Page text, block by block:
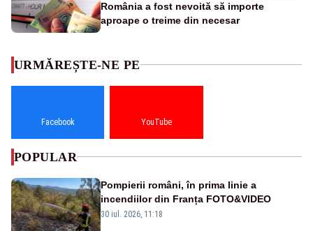
România a fost nevoită să importe
aproape o treime din necesar
URMĂREȘTE-NE PE
Facebook YouTube
POPULAR
Pompierii români, în prima linie a
incendiilor din Franța FOTO&VIDEO
30 iul. 2026, 11:18